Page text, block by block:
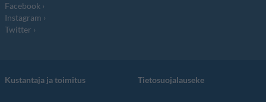
Facebook
Instagram
Twitter
Kustantaja ja toimitus Tietosuojalauseke